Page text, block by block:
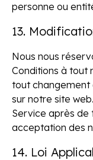
personne ou
13.
Nous nous
Conditions à tout
tout changement
sur notre site
Service après de
acceptation des
14. Loi